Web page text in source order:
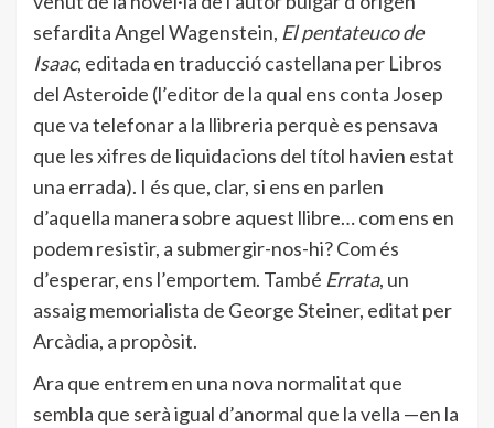
sefardita Angel Wagenstein, El pentateuco de
Isaac, editada en traducció castellana per Libros
del Asteroide (l’editor de la qual ens conta Josep
que va telefonar a la llibreria perquè es pensava
que les xifres de liquidacions del títol havien estat
una errada). I és que, clar, si ens en parlen
d’aquella manera sobre aquest llibre… com ens en
podem resistir, a submergir-nos-hi? Com és
d’esperar, ens l’emportem. També Errata, un
assaig memorialista de George Steiner, editat per
Arcàdia, a propòsit.
Ara que entrem en una nova normalitat que
sembla que serà igual d’anormal que la vella —en la